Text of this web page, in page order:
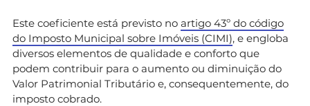
Este coeficiente está previsto no artigo 43º do código
do Imposto Municipal sobre Imóveis (CIMI), e engloba
diversos elementos de qualidade e conforto que
podem contribuir para o aumento ou diminuição do
Valor Patrimonial Tributário e, consequentemente, do
imposto cobrado.